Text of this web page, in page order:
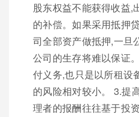
股东权益不能获得收益,
的补偿。如果采用抵押
司全部资产做抵押,一旦
公司的生存将难以保证
付义务,也只是以所租设
的风险相对较小。 3.提
理者的报酬往往基于投